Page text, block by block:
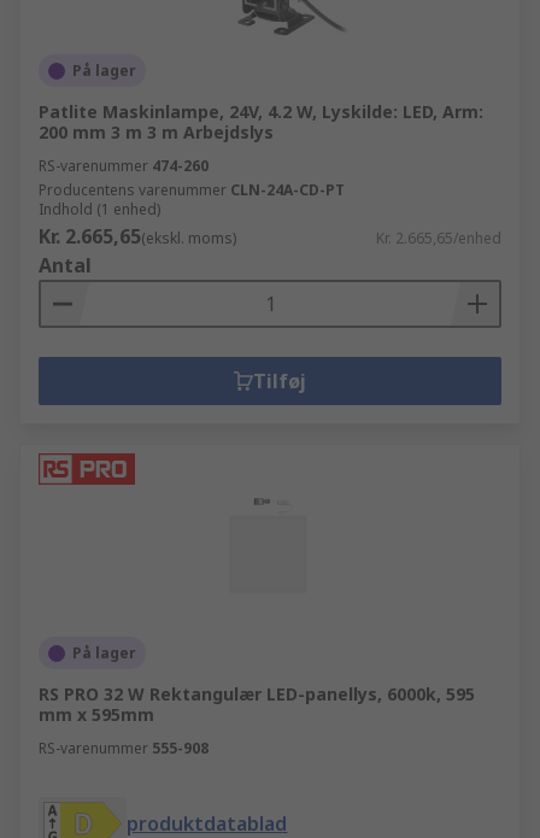
På lager
Patlite Maskinlampe, 24V, 4.2 W, Lyskilde: LED, Arm:
200 mm 3 m 3 m Arbejdslys
RS-varenummer 474-260
Producentens varenummer CLN-24A-CD-PT
Indhold (1 enhed)
Kr. 2.665,65(ekskl. moms) Kr. 2.665,65/enhed
Antal
Tilføj
På lager
RS PRO 32 W Rektangulær LED-panellys, 6000k, 595
mm x 595mm
RS-varenummer 555-908
produktdatablad